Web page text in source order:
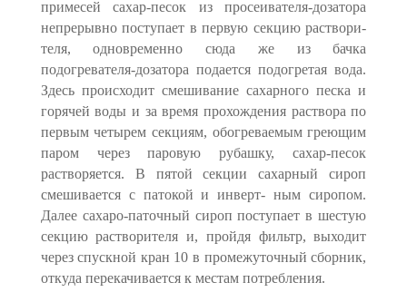
примесей сахар-песок из просеивателя-дозатора
непрерывно поступает в первую секцию раствори­
теля, одновременно сюда же из бачка
подогревателя-дозатора подается подогретая вода.
Здесь происходит смешивание сахарного песка и
горячей воды и за время прохождения раствора по
первым четырем секциям, обогре­ваемым греющим
паром через паровую рубашку, сахар-песок
растворя­ется. В пятой секции сахарный сироп
смешивается с патокой и инверт- ным сиропом.
Далее сахаро-паточный сироп поступает в шестую
секцию растворителя и, пройдя фильтр, выходит
через спускной кран 10 в проме­жуточный сборник,
откуда перекачивается к местам потребления.